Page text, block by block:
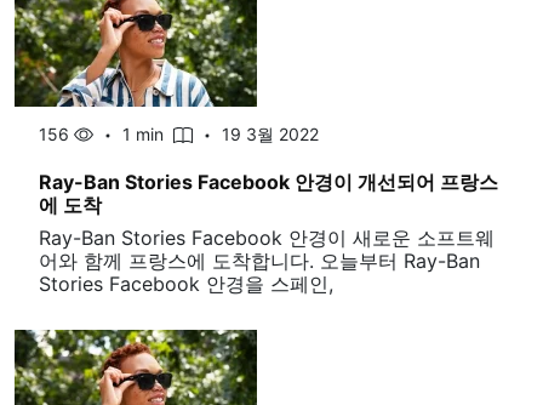
156 1 min 19 3월 2022
Ray-Ban Stories Facebook 안경이 개선되어 프랑스
에 도착
Ray-Ban Stories Facebook 안경이 새로운 소프트웨
어와 함께 프랑스에 도착합니다. 오늘부터 Ray-Ban
Stories Facebook 안경을 스페인,